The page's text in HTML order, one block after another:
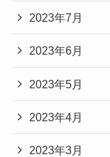
2023年7月
2023年6月
2023年5月
2023年4月
2023年3月